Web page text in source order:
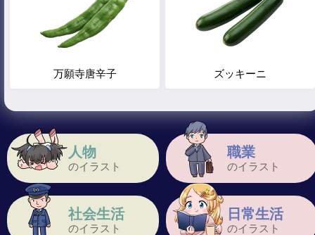
人物
のイラスト
職業
のイラスト
社会生活
のイラスト
日常生活
のイラスト
万願寺唐辛子 ズッキーニ